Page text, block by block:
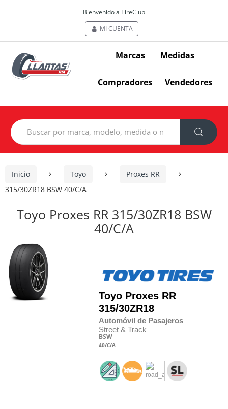
Bienvenido a TireClub
MI CUENTA
Marcas Medidas
Compradores Vendedores
Search
for:
Inicio Toyo
Proxes RR
315/30ZR18 BSW 40/C/A
Toyo Proxes RR 315/30ZR18 BSW
40/C/A
Toyo Proxes RR
315/30ZR18
Automóvil de Pasajeros
Street & Track
BSW
40/C/A